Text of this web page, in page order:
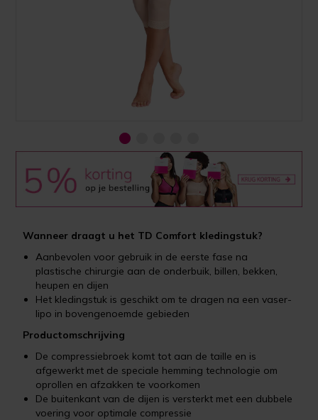
Wanneer draagt u het TD Comfort kledingstuk?
Aanbevolen voor gebruik in de eerste fase na
plastische chirurgie aan de onderbuik, billen, bekken,
heupen en dijen
Het kledingstuk is geschikt om te dragen na een vaser-
lipo in bovengenoemde gebieden
Productomschrijving
De compressiebroek komt tot aan de taille en is
afgewerkt met de speciale hemming technologie om
oprollen en afzakken te voorkomen
De buitenkant van de dijen is versterkt met een dubbele
voering voor optimale compressie